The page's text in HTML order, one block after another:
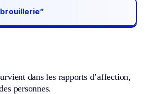
dans les rapports d’affection,
personnes.